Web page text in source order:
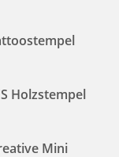
Holzstempel
Mini
Touch Pen 3309